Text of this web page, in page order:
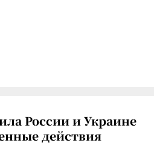
России и Украине
действия